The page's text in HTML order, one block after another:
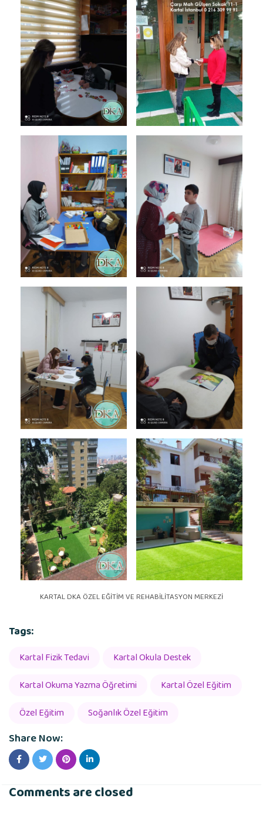
KARTAL DKA ÖZEL EĞİTİM VE REHABİLİTASYON MERKEZİ
Tags:
Kartal Fizik Tedavi
Kartal Okula Destek
Kartal Okuma Yazma Öğretimi
Kartal Özel Eğitim
Özel Eğitim
Soğanlık Özel Eğitim
Share Now:
Comments are closed